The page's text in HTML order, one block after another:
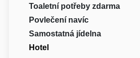
Toaletní potřeby zdarma
Povlečení navíc
Samostatná jídelna
Hotel